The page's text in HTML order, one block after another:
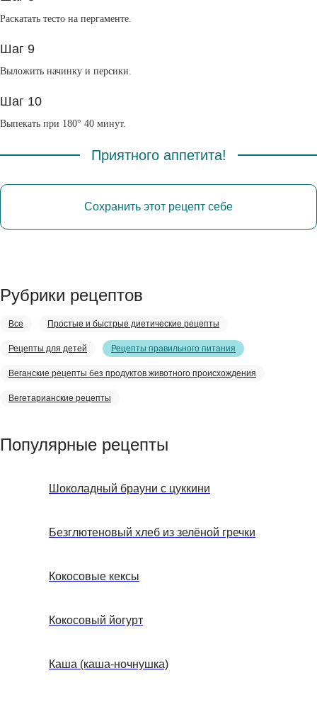
Раскатать тесто на пергаменте.
Шаг 9
Выложить начинку и персики.
Шаг 10
Выпекать при 180° 40 минут.
Приятного аппетита!
Сохранить этот рецепт себе
Рубрики рецептов
Все Простые и быстрые диетические рецепты
Рецепты для детей Рецепты правильного питания
Веганские рецепты без продуктов животного происхождения
Вегетарианские рецепты
Популярные рецепты
Шоколадный брауни с цуккини
Безглютеновый хлеб из зелёной гречки
Кокосовые кексы
Кокосовый йогурт
Каша (каша-ночнушка)